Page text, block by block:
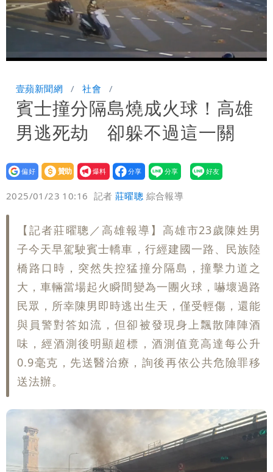
67.94%
壹蘋新聞網 社會
賓士撞分隔島燒成火球！高雄
男逃死劫 卻躲不過這一關
設為
贊助
我要
爆料
2025/01/23 10:16 記者莊曜聰 綜合報導
【記者莊曜聰／高雄報導】高雄市23歲陳姓男
子今天早駕駛賓士轎車，行經建國一路、民族陸
橋路口時，突然失控猛撞分隔島，撞擊力道之
大，車輛當場起火瞬間變為一團火球，嚇壞過路
民眾，所幸陳男即時逃出生天，僅受輕傷，還能
與員警對答如流，但卻被發現身上飄散陣陣酒
味，經酒測後明顯超標，酒測值竟高達每公升
0.9毫克，先送醫治療，詢後再依公共危險罪移
送法辦。